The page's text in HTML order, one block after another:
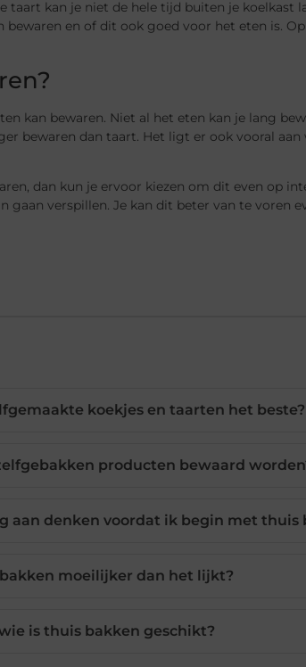
taart kan je niet de hele tijd buiten je koelkast
bewaren en of dit ook goed voor het eten is.
kan bewaren. Niet al het eten kan je lang
bewaren dan taart. Het ligt er ook vooral
dan kun je ervoor kiezen om dit even op
verspillen. Je kan dit beter van te voren
koekjes en taarten het beste?
producten bewaard
aan denken voordat ik begin met thuis
moeilijker dan het lijkt?
is thuis bakken geschikt?